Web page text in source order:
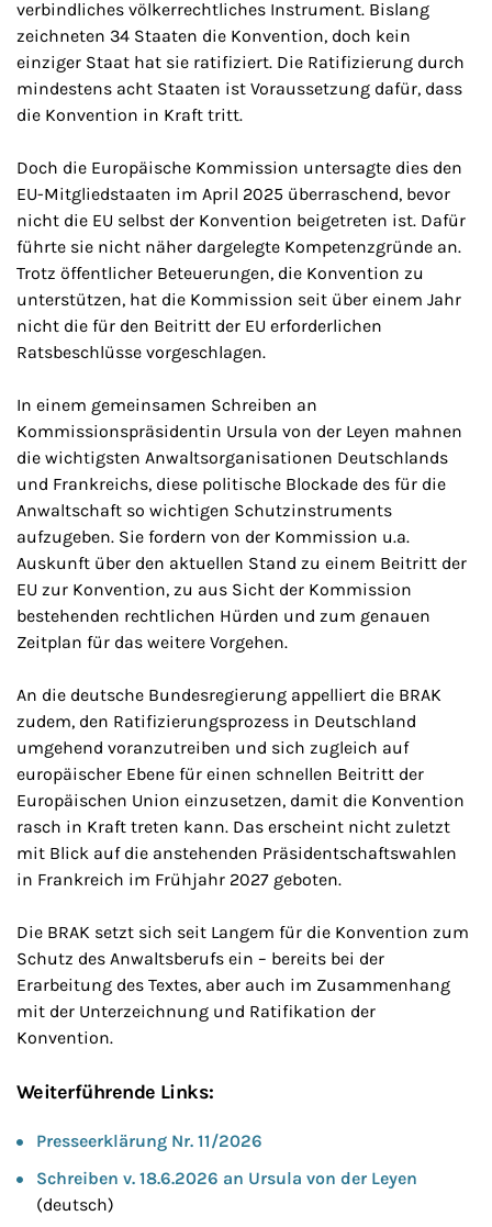
verbindliches völkerrechtliches Instrument. Bislang
zeichneten 34 Staaten die Konvention, doch kein
einziger Staat hat sie ratifiziert. Die Ratifizierung durch
mindestens acht Staaten ist Voraussetzung dafür, dass
die Konvention in Kraft tritt.
Doch die Europäische Kommission untersagte dies den
EU-Mitgliedstaaten im April 2025 überraschend, bevor
nicht die EU selbst der Konvention beigetreten ist. Dafür
führte sie nicht näher dargelegte Kompetenzgründe an.
Trotz öffentlicher Beteuerungen, die Konvention zu
unterstützen, hat die Kommission seit über einem Jahr
nicht die für den Beitritt der EU erforderlichen
Ratsbeschlüsse vorgeschlagen.
In einem gemeinsamen Schreiben an
Kommissionspräsidentin Ursula von der Leyen mahnen
die wichtigsten Anwaltsorganisationen Deutschlands
und Frankreichs, diese politische Blockade des für die
Anwaltschaft so wichtigen Schutzinstruments
aufzugeben. Sie fordern von der Kommission u.a.
Auskunft über den aktuellen Stand zu einem Beitritt der
EU zur Konvention, zu aus Sicht der Kommission
bestehenden rechtlichen Hürden und zum genauen
Zeitplan für das weitere Vorgehen.
An die deutsche Bundesregierung appelliert die BRAK
zudem, den Ratifizierungsprozess in Deutschland
umgehend voranzutreiben und sich zugleich auf
europäischer Ebene für einen schnellen Beitritt der
Europäischen Union einzusetzen, damit die Konvention
rasch in Kraft treten kann. Das erscheint nicht zuletzt
mit Blick auf die anstehenden Präsidentschaftswahlen
in Frankreich im Frühjahr 2027 geboten.
Die BRAK setzt sich seit Langem für die Konvention zum
Schutz des Anwaltsberufs ein – bereits bei der
Erarbeitung des Textes, aber auch im Zusammenhang
mit der Unterzeichnung und Ratifikation der
Konvention.
Weiterführende Links:
Presseerklärung Nr. 11/2026
Schreiben v. 18.6.2026 an Ursula von der Leyen
(deutsch)